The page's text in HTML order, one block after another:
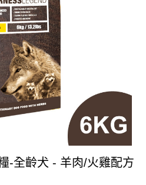
-全齡犬 - 羊肉/火雞配方